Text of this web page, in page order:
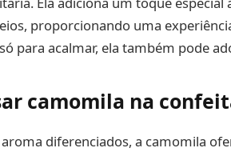
proporcionando uma
para acalmar, ela também pode
camomila na
diferenciados, a camomila